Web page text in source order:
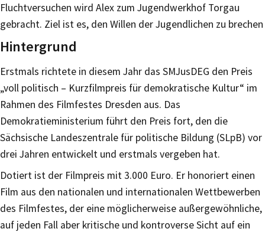
Fluchtversuchen wird Alex zum Jugendwerkhof Torgau
gebracht. Ziel ist es, den Willen der Jugendlichen zu brechen
Hintergrund
Erstmals richtete in diesem Jahr das SMJusDEG den Preis
„voll politisch – Kurzfilmpreis für demokratische Kultur“ im
Rahmen des Filmfestes Dresden aus. Das
Demokratieministerium führt den Preis fort, den die
Sächsische Landeszentrale für politische Bildung (SLpB) vor
drei Jahren entwickelt und erstmals vergeben hat.
Dotiert ist der Filmpreis mit 3.000 Euro. Er honoriert einen
Film aus den nationalen und internationalen Wettbewerben
des Filmfestes, der eine möglicherweise außergewöhnliche,
auf jeden Fall aber kritische und kontroverse Sicht auf ein